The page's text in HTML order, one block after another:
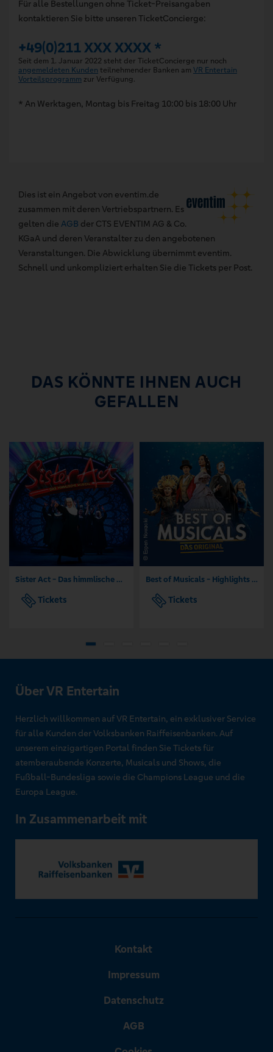
Für alle Bestellungen ohne Ticket-Preisangaben
kontaktieren Sie bitte unseren TicketConcierge:
+49(0)211 XXX XXXX *
Seit dem 1. Januar 2022 steht der TicketConcierge nur noch
angemeldeten Kunden teilnehmender Banken am VR Entertain
Vorteilsprogramm zur Verfügung.
* An Werktagen, Montag bis Freitag 10:00 bis 18:00 Uhr
Dies ist ein Angebot von eventim.de
zusammen mit deren Vertriebspartnern. Es
gelten die AGB der CTS EVENTIM AG & Co.
KGaA und deren Veranstalter zu den angebotenen
Veranstaltungen. Die Abwicklung übernimmt eventim.
Schnell und unkompliziert erhalten Sie die Tickets per Post.
DAS KÖNNTE IHNEN AUCH
GEFALLEN
Sister Act - Das himmlische Musical
Tickets
Best of Musicals - Highlights aus über 20 Musicals
Tickets
Über VR Entertain
Herzlich willkommen auf VR Entertain, ein exklusiver Service
für alle Kunden der Volksbanken Raiffeisenbanken. Auf
unserem einzigartigen Portal finden Sie Tickets für
atemberaubende Konzerte, Musicals und Shows, die
Fußball-Bundesliga sowie die Champions League und die
Europa League.
In Zusammenarbeit mit
Kontakt
Impressum
Datenschutz
AGB